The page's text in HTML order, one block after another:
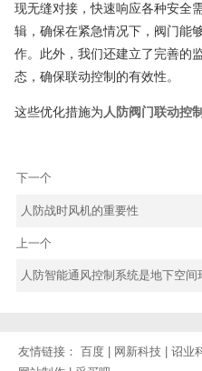
现无缝对接，快速响应各种安全
辑，确保在紧急情况下，阀门能
作。此外，我们还建立了完善的
态，确保联动控制的有效性。
这些优化措施为 人防阀门联动控制
下一个
人防战时风机的重要性
上一个
人防智能通风控制系统是地下空
友情链接： 百度 | 网新科技 | 诏业